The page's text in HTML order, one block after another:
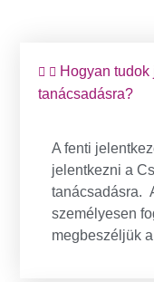
Hogyan
tanácsadásra?
A fenti
jelentkezni a
tanácsadásra.
személyesen
megbeszéljük